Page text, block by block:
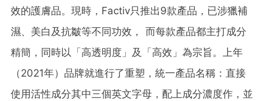
效的護膚品。現時，Factiv只推出9款產品，已涉獵補
濕、美白及抗皺等不同功效， 而每款產品都主打成分
精簡，同時以「高透明度」及「高效」為宗旨。上年
（2021年）品牌就進行了重塑，統一產品名稱：直接
使用活性成分其中三個英文字母，配上成分濃度作，並